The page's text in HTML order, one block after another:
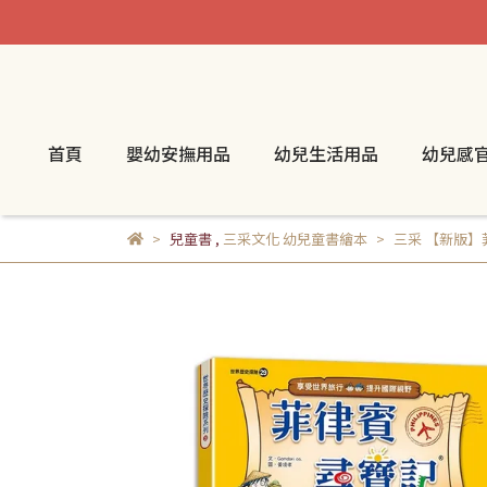
首頁 嬰幼安撫用品 幼兒生活用品 幼兒感
兒童書, 三采文化 幼兒童書繪本 三采 【新版